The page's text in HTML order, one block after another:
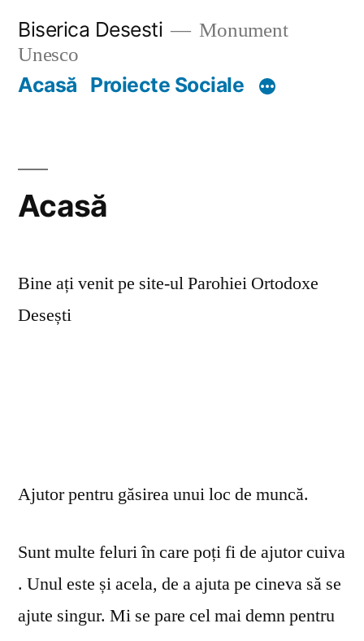
content
Biserica Desesti
Monument
Unesco
Acasă Proiecte Sociale
Acasă
Bine ați venit pe site-ul Parohiei Ortodoxe
Desești
Ajutor pentru găsirea unui loc de muncă.
Sunt multe feluri în care poți fi de ajutor cuiva
. Unul este și acela, de a ajuta pe cineva să se
ajute singur. Mi se pare cel mai demn pentru